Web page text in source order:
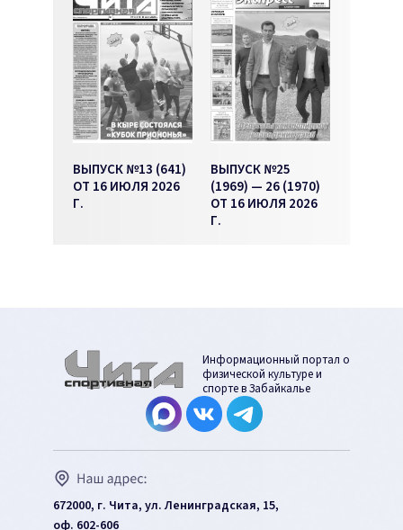
ВЫПУСК №13 (641)
ОТ 16 ИЮЛЯ 2026
Г.
ВЫПУСК №25
(1969) — 26 (1970)
ОТ 16 ИЮЛЯ 2026
Г.
Информационный портал о
физической культуре и
спорте в Забайкалье
672000, г. Чита, ул. Ленинградская, 15,
оф. 602-606